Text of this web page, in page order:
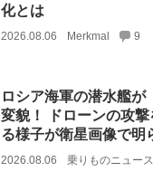
化とは
2026.08.06 Merkmal 9
ロシア海軍の潜水艦が
変貌！ ドローンの攻
る様子が衛星画像で明
2026.08.06 乗りものニュース